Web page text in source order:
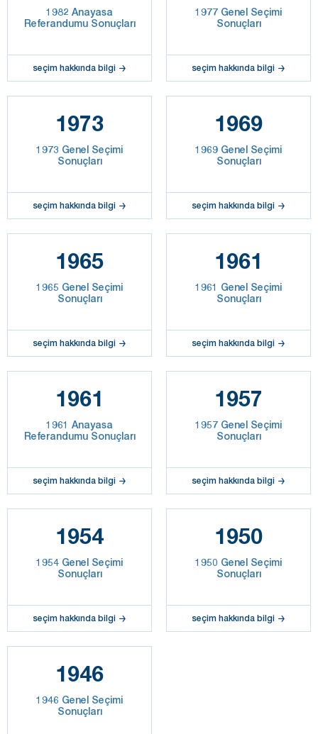
1982 Anayasa
Referandumu Sonuçları
seçim hakkında bilgi
1977 Genel Seçimi
Sonuçları
seçim hakkında bilgi
1973
1973 Genel Seçimi
Sonuçları
seçim hakkında bilgi
1969
1969 Genel Seçimi
Sonuçları
seçim hakkında bilgi
1965
1965 Genel Seçimi
Sonuçları
seçim hakkında bilgi
1961
1961 Genel Seçimi
Sonuçları
seçim hakkında bilgi
1961
1961 Anayasa
Referandumu Sonuçları
seçim hakkında bilgi
1957
1957 Genel Seçimi
Sonuçları
seçim hakkında bilgi
1954
1954 Genel Seçimi
Sonuçları
seçim hakkında bilgi
1950
1950 Genel Seçimi
Sonuçları
seçim hakkında bilgi
1946
1946 Genel Seçimi
Sonuçları